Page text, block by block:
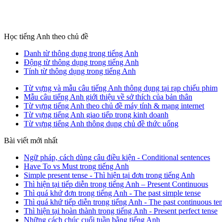
Học tiếng Anh theo chủ đề
Danh từ thông dụng trong tiếng Anh
Động từ thông dụng trong tiếng Anh
Tính từ thông dụng trong tiếng Anh
Từ vựng và mẫu câu tiếng Anh thông dụng tại rạp chiếu phim
Mẫu câu tiếng Anh giới thiệu về sở thích của bản thân
Từ vựng tiếng Anh theo chủ đề máy tính & mạng internet
Từ vựng tiếng Anh giao tiếp trong kinh doanh
Từ vựng tiếng Anh thông dụng chủ đề thức uống
Bài viết mới nhất
Ngữ pháp, cách dùng câu điều kiện - Conditional sentences
Have To vs Must trong tiếng Anh
Simple present tense - Thì hiện tại đơn trong tiếng Anh
Thì hiện tại tiếp diễn trong tiếng Anh – Present Continuous
Thì quá khứ đơn trong tiếng Anh - The past simple tense
Thì quá khứ tiếp diễn trong tiếng Anh - The past continuous
Thì hiện tại hoàn thành trong tiếng Anh - Present perfect tense
Những cách chúc cuối tuần bằng tiếng Anh